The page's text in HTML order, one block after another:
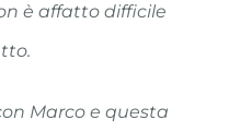
è affatto difficile
Marco e questa